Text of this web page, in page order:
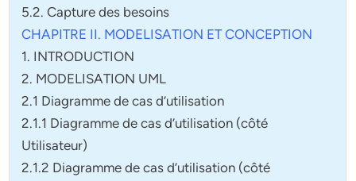
5.2. Capture des besoins
CHAPITRE II. MODELISATION ET CONCEPTION
1. INTRODUCTION
2. MODELISATION UML
2.1 Diagramme de cas d’utilisation
2.1.1 Diagramme de cas d’utilisation (côté
Utilisateur)
2.1.2 Diagramme de cas d’utilisation (côté